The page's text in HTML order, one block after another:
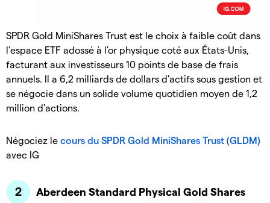
SPDR Gold MiniShares Trust est le choix à faible coût dans
l'espace ETF adossé à l'or physique coté aux États-Unis,
facturant aux investisseurs 10 points de base de frais
annuels. Il a 6,2 milliards de dollars d'actifs sous gestion et
se négocie dans un solide volume quotidien moyen de 1,2
million d'actions.
Négociez le cours du SPDR Gold MiniShares Trust (GLDM)
avec IG
Aberdeen Standard Physical Gold Shares